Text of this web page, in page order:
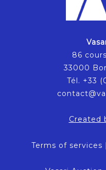
86
33000
Tél. +33
Created
Terms of services